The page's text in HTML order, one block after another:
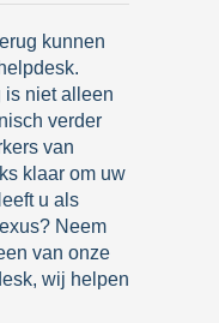
kunnen
is niet alleen
verder
van
klaar om uw
u als
Neem
van onze
wij helpen